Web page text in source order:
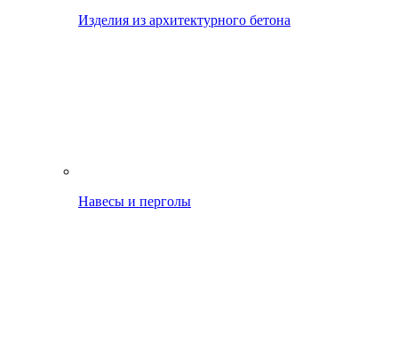
Изделия из архитектурного бетона
Навесы и перголы